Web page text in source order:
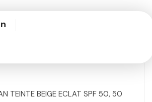
TEINTE BEIGE ECLAT SPF 50, 50